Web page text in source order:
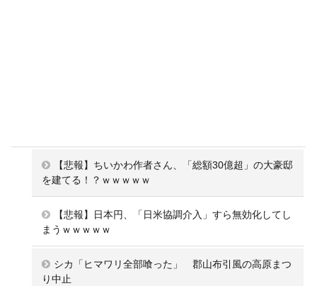
【悲報】ちいかわ作者さん、「総額30億超」の大豪邸
を建てる！？ｗｗｗｗｗ
【悲報】日本円、「日米協調介入」すら無効化してし
まうｗｗｗｗｗ
シカ「ヒマワリ全部喰った」 郡山布引風の高原まつ
り中止